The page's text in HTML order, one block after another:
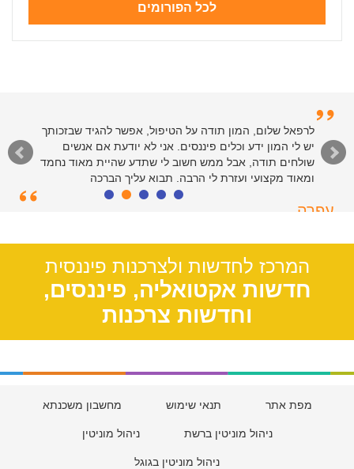
לכל הפורומים
לרפאל שלום, המון תודה על הטיפול, אפשר להגיד שבזכותך
יש לי המון ידע וכלים פיננסים. אני לא יודעת אם אנשים
שולחים תודה, אבל ממש חשוב לי שתדע שהיית מאוד נחמד
ומאוד מקצועי ועזרת לי הרבה. תבוא עליך הברכה
עפרה
המרכז לחדשות ולצרכנות פיננסית
חדשות אקטואליה, פיננסים,
וחדשות צרכנות
מפת אתר תנאי שימוש מחשבון משכנתא
ניהול מוניטין ברשת ניהול מוניטין
ניהול מוניטין בגוגל